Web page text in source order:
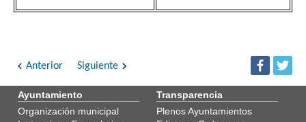
Anterior Siguiente
Ayuntamiento
Organización municipal
Transparencia
Plenos Ayuntamientos